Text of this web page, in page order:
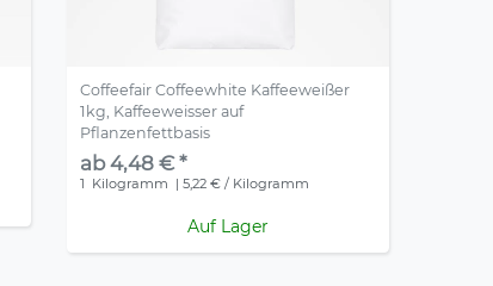
Coffeefair Coffeewhite Kaffeeweißer
1kg, Kaffeeweisser auf
Pflanzenfettbasis
ab 4,48 € *
1 Kilogramm | 5,22 € / Kilogramm
Auf Lager